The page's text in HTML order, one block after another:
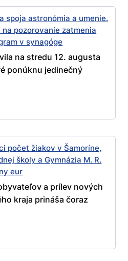
spoja astronómia a umenie.
pozorovanie zatmenia
v synagóge
na stredu 12. augusta
ponúknu jedinečný
počet žiakov v Šamoríne,
školy a Gymnázia M. R.
eur
a prílev nových
kraja prináša čoraz